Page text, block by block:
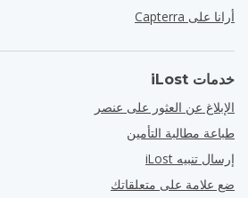
أرانا على Capterra
خدمات iLost
الإبلاغ عن العثور على عنصر
طباعة مطالبة التأمين
إرسال تنبيه iLost
ضع علامة على متعلقاتك